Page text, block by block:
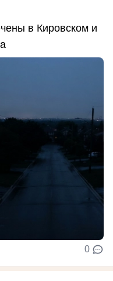
в Кировском и
0